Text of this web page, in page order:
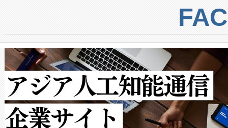
centers. Voltaiqは、ai&のAI
からシステム統合、試運転、
クルの各段階のデータを監視
[…]
トに対して約600メートルに
では、反射率10％のターゲッ
で向上し、最大検知距離は
ットだけで最大1キロメート
ルの変電所周囲を監視でき、
作業と点群処理を簡素化でき